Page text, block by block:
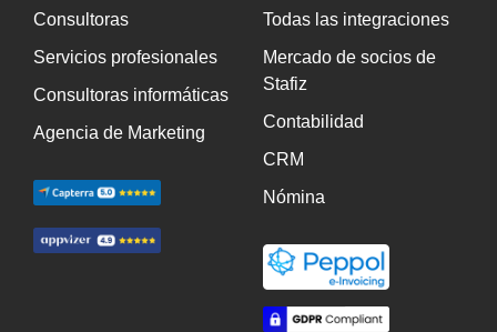
Consultoras
Servicios profesionales
Consultoras informáticas
Agencia de Marketing
Todas las integraciones
Mercado de socios de
Stafiz
Contabilidad
CRM
Nómina